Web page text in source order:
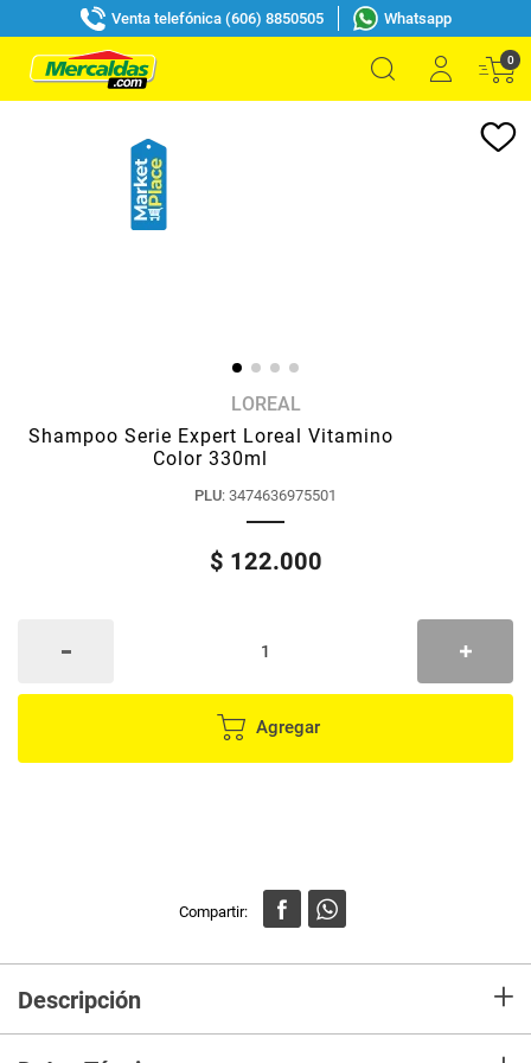
Venta telefónica (606) 8850505 Whatsapp
0
LOREAL
Shampoo Serie Expert Loreal Vitamino
Color 330ml
PLU: 3474636975501
$ 122.000
Agregar
Descripción +